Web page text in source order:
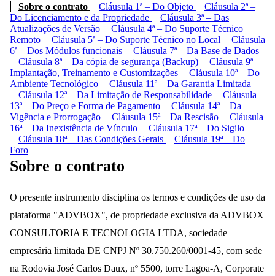
Sobre o contrato
Cláusula 1ª – Do Objeto
Cláusula 2ª –
Do Licenciamento e da Propriedade
Cláusula 3ª – Das
Atualizações de Versão
Cláusula 4ª – Do Suporte Técnico
Remoto
Cláusula 5ª – Do Suporte Técnico no Local
Cláusula
6ª – Dos Módulos funcionais
Cláusula 7ª – Da Base de Dados
Cláusula 8ª – Da cópia de segurança (Backup)
Cláusula 9ª –
Implantação, Treinamento e Customizações
Cláusula 10ª – Do
Ambiente Tecnológico
Cláusula 11ª – Da Garantia Limitada
Cláusula 12ª – Da Limitação de Responsabilidade
Cláusula
13ª – Do Preço e Forma de Pagamento
Cláusula 14ª – Da
Vigência e Prorrogação
Cláusula 15ª – Da Rescisão
Cláusula
16ª – Da Inexistência de Vínculo
Cláusula 17ª – Do Sigilo
Cláusula 18ª – Das Condições Gerais
Cláusula 19ª – Do
Foro
Sobre o contrato
O presente instrumento disciplina os termos e condições de uso da
plataforma "ADVBOX", de propriedade exclusiva da ADVBOX
CONSULTORIA E TECNOLOGIA LTDA, sociedade
empresária limitada DE CNPJ Nº 30.750.260/0001-45, com sede
na Rodovia José Carlos Daux, nº 5500, torre Lagoa-A, Corporate